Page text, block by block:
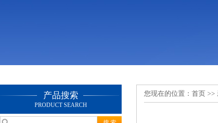
产品搜索
PRODUCT SEARCH
您现在的位置： 首页 >>